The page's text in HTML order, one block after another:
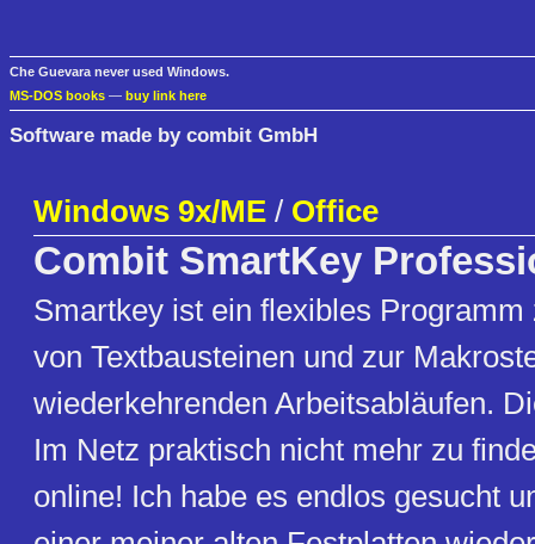
Che Guevara never used Windows.
MS-DOS books — buy link here
Software made by combit GmbH
Windows 9x/ME / Office
Combit SmartKey
Smartkey ist ein flexibles Programm
von Textbausteinen und zur
wiederkehrenden Arbeitsabläufen.
Im Netz praktisch nicht mehr zu
online! Ich habe es endlos gesucht